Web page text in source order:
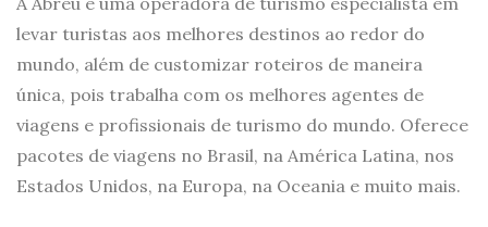
levar turistas aos melhores destinos ao redor do
mundo, além de customizar roteiros de maneira
única, pois trabalha com os melhores agentes de
viagens e profissionais de turismo do mundo. Oferece
pacotes de viagens no Brasil, na América Latina, nos
Estados Unidos, na Europa, na Oceania e muito mais.